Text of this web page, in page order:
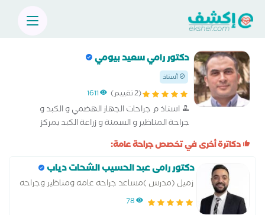
دكتور رامي سعيد بيومي
أستاذ
(2 تقييم) 1611
استاذ م جراحات الجهاز الهضمي و الكبد و
جراحة المناظير و السمنة و زراعة الكبد بمركز
جراحة الجهاز الهضمي بكلية الطب
دكاترة أخرى في تخصص جراحة عامة:
دكتور رامى عبد الحسيب الشحات دياب
زميل (مدرس )مساعد جراحه عامه ومناظير وجراحه
اورام وجهاز هضمي
78